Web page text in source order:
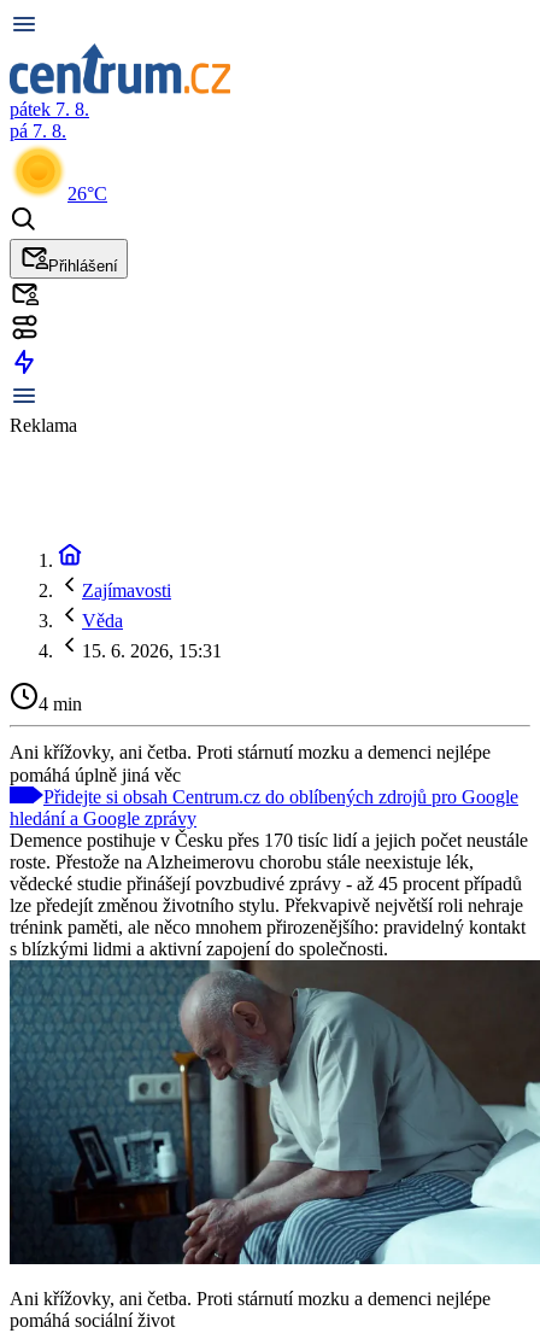
pátek 7. 8.
pá 7. 8.
26°C
Přihlášení
Reklama
Zajímavosti
Věda
15. 6. 2026, 15:31
4 min
Ani křížovky, ani četba. Proti stárnutí mozku a demenci nejlépe
pomáhá úplně jiná věc
Přidejte si obsah Centrum.cz do oblíbených zdrojů pro Google
hledání a Google zprávy
Demence postihuje v Česku přes 170 tisíc lidí a jejich počet neustále
roste. Přestože na Alzheimerovu chorobu stále neexistuje lék,
vědecké studie přinášejí povzbudivé zprávy - až 45 procent případů
lze předejít změnou životního stylu. Překvapivě největší roli nehraje
trénink paměti, ale něco mnohem přirozenějšího: pravidelný kontakt
s blízkými lidmi a aktivní zapojení do společnosti.
Ani křížovky, ani četba. Proti stárnutí mozku a demenci nejlépe
pomáhá sociální život